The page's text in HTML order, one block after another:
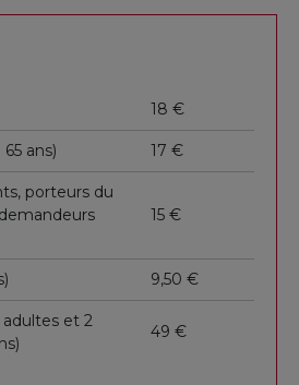
elle part s’installer à
de grandes cours royales
comme lafamille
des premières femmes
du dessin de Florence
plusieurs mécènes et
le plafond de la Casa
à Michel-Ange.
18 €
ans) 17 €
porteurs du
15 €
9,50 €
adultes et 2
49 €